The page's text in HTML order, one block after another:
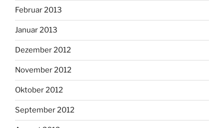
Februar 2013
Januar 2013
Dezember 2012
November 2012
Oktober 2012
September 2012